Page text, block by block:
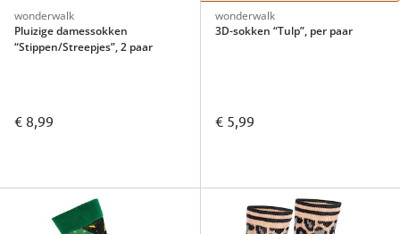
wonderwalk
Pluizige damessokken
“Stippen/Streepjes”, 2 paar
€ 8,99
wonderwalk
3D-sokken “Tulp”, per paar
€ 5,99